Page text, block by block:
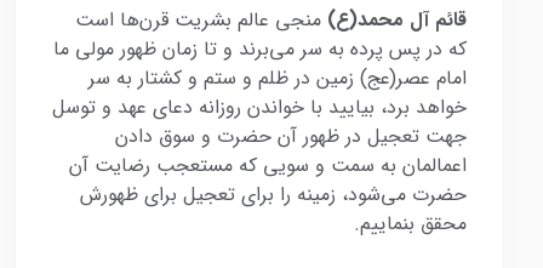
قائم آل محمد(ع) منجی عالم بشریت قرن‌ها است
که در پس پرده به سر می‌برند و تا زمان ظهور مولی ما
امام عصر(عج) زمین در ظلم و ستم و کشتار به سر
خواهد برد، بیایید با خواندن روزانه دعای عهد و توسل
جهت تعجیل در ظهور آن حضرت و سوق دادن
اعمالمان به سمت و سویی که مستعجب رضایت آن
حضرت می‌شود، زمینه را برای تعجیل برای ظهورش
محقق بنماییم.